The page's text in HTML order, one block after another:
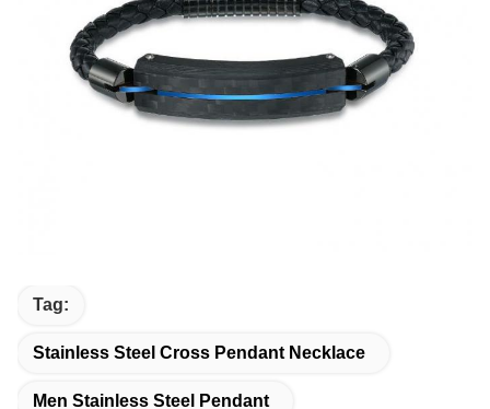
Tag:
Stainless Steel Cross Pendant Necklace
Men Stainless Steel Pendant